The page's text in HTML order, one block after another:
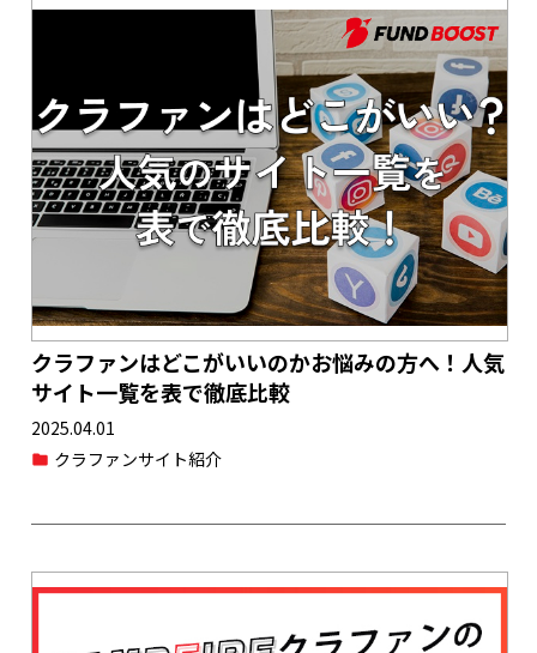
クラファンはどこがいいのかお悩みの方へ！人気
サイト一覧を表で徹底比較
2025.04.01
クラファンサイト紹介